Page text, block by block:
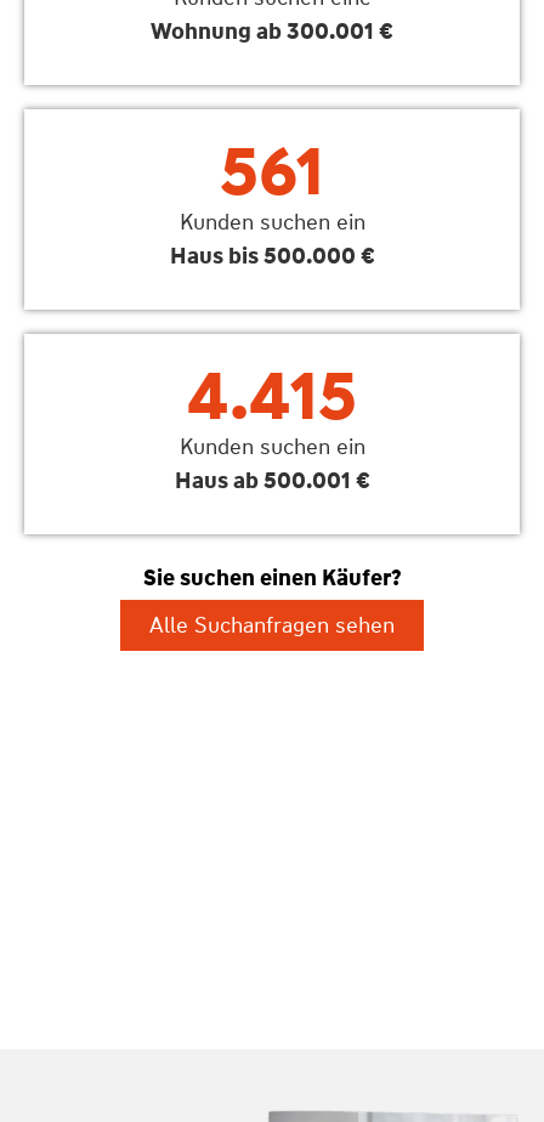
Wohnung ab 300.001 €
561
Kunden suchen ein
Haus bis 500.000 €
4.415
Kunden suchen ein
Haus ab 500.001 €
Sie suchen einen Käufer?
Alle Suchanfragen sehen